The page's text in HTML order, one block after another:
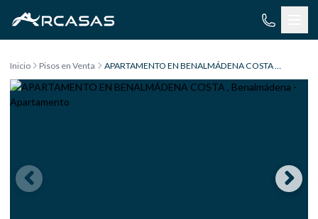
Inicio Pisos en Venta APARTAMENTO EN BENALMÁDENA COSTA , Benalmádena